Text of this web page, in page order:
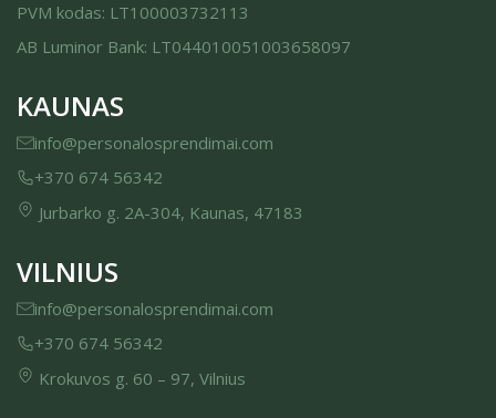
PVM kodas: LT100003732113
AB Luminor Bank: LT044010051003658097
KAUNAS
info@personalosprendimai.com
+370 674 56342
Jurbarko g. 2A-304, Kaunas, 47183
VILNIUS
info@personalosprendimai.com
+370 674 56342
Krokuvos g. 60 – 97, Vilnius